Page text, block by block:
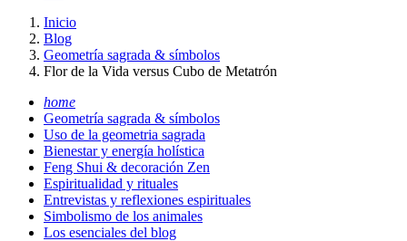
Inicio
Blog
Geometría sagrada & símbolos
Flor de la Vida versus Cubo de Metatrón
home
Geometría sagrada & símbolos
Uso de la geometria sagrada
Bienestar y energía holística
Feng Shui & decoración Zen
Espiritualidad y rituales
Entrevistas y reflexiones espirituales
Simbolismo de los animales
Los esenciales del blog